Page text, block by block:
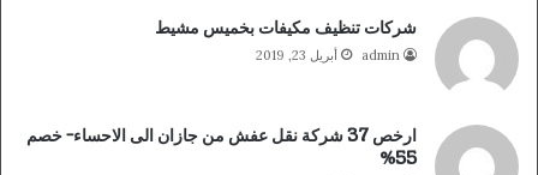
شركات تنظيف مكيفات بخميس مشيط
admin أبريل 23, 2019
ارخص 37 شركة نقل عفش من جازان الى الاحساء- خصم
55%